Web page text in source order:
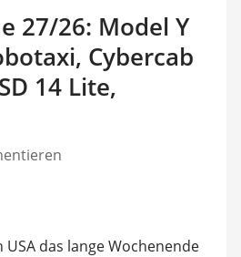
27/26: Model Y
Cybercab
14 Lite,
das lange Wochenende